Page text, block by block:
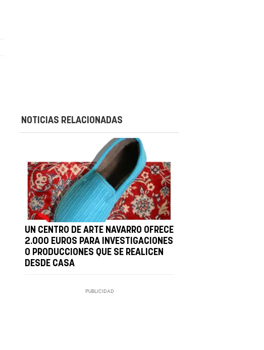
NOTICIAS RELACIONADAS
UN CENTRO DE ARTE NAVARRO OFRECE
2.000 EUROS PARA INVESTIGACIONES
O PRODUCCIONES QUE SE REALICEN
DESDE CASA